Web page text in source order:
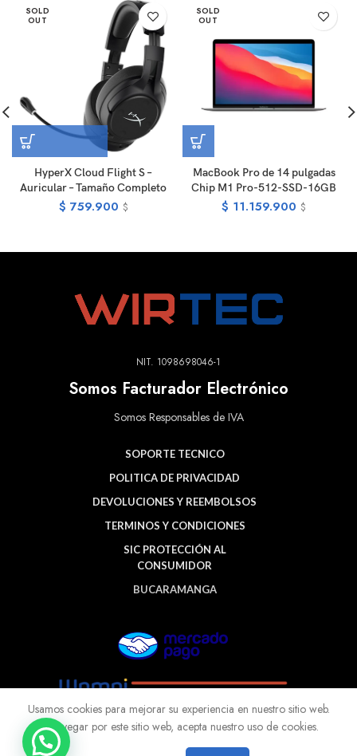
SOLD
OUT
HyperX Cloud Flight S –
Auricular – Tamaño Completo
$ 759.900 $
SOLD
OUT
MacBook Pro de 14 pulgadas
Chip M1 Pro-512-SSD-16GB
$ 11.159.900 $
NIT. 1098698046-1
Somos Facturador Electrónico
Somos Responsables de IVA
SOPORTE TECNICO
POLITICA DE PRIVACIDAD
DEVOLUCIONES Y REEMBOLSOS
TERMINOS Y CONDICIONES
SIC PROTECCIÓN AL
CONSUMIDOR
BUCARAMANGA
Usamos cookies para mejorar su experiencia en nuestro sitio web.
Al navegar por este sitio web, acepta nuestro uso de cookies.